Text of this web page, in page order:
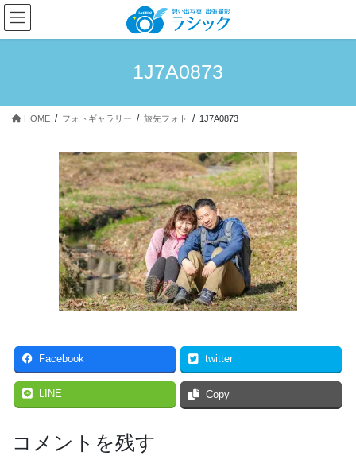
コ
ン
テ
ス
ナ
ビ
ゲ
ン
1J7A0873
HOME フォトギャラリー 旅先フォト 1J7A0873
Facebook twitter
LINE Copy
コメントを残す